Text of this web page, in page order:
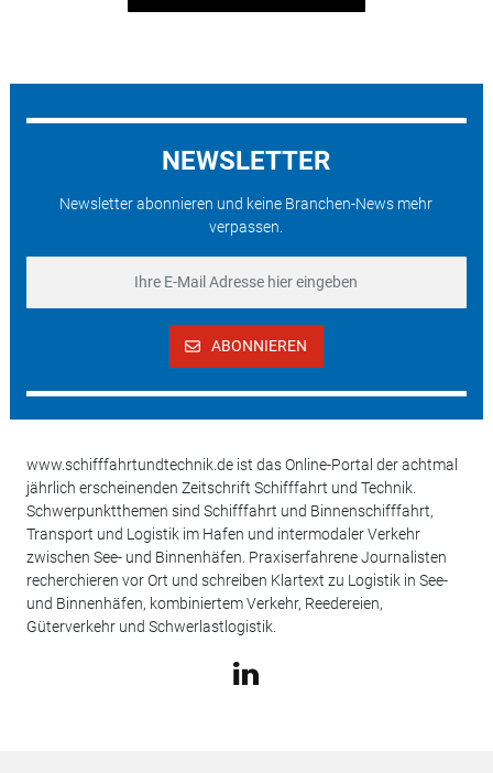
NEWSLETTER
Newsletter abonnieren und keine Branchen-News mehr
verpassen.
ABONNIEREN
www.schifffahrtundtechnik.de ist das Online-Portal der achtmal
jährlich erscheinenden Zeitschrift Schifffahrt und Technik.
Schwerpunktthemen sind Schifffahrt und Binnenschifffahrt,
Transport und Logistik im Hafen und intermodaler Verkehr
zwischen See- und Binnenhäfen. Praxiserfahrene Journalisten
recherchieren vor Ort und schreiben Klartext zu Logistik in See-
und Binnenhäfen, kombiniertem Verkehr, Reedereien,
Güterverkehr und Schwerlastlogistik.